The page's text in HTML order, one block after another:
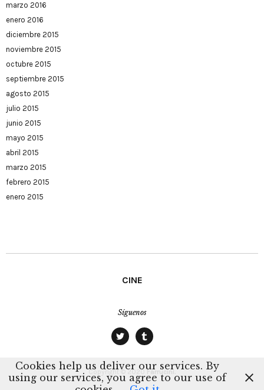
marzo 2016
enero 2016
diciembre 2015
noviembre 2015
octubre 2015
septiembre 2015
agosto 2015
julio 2015
junio 2015
mayo 2015
abril 2015
marzo 2015
febrero 2015
enero 2015
CINE
Síguenos
Copyright © 2020 Farrucini.
Cookies help us deliver our services. By
using our services, you agree to our use of